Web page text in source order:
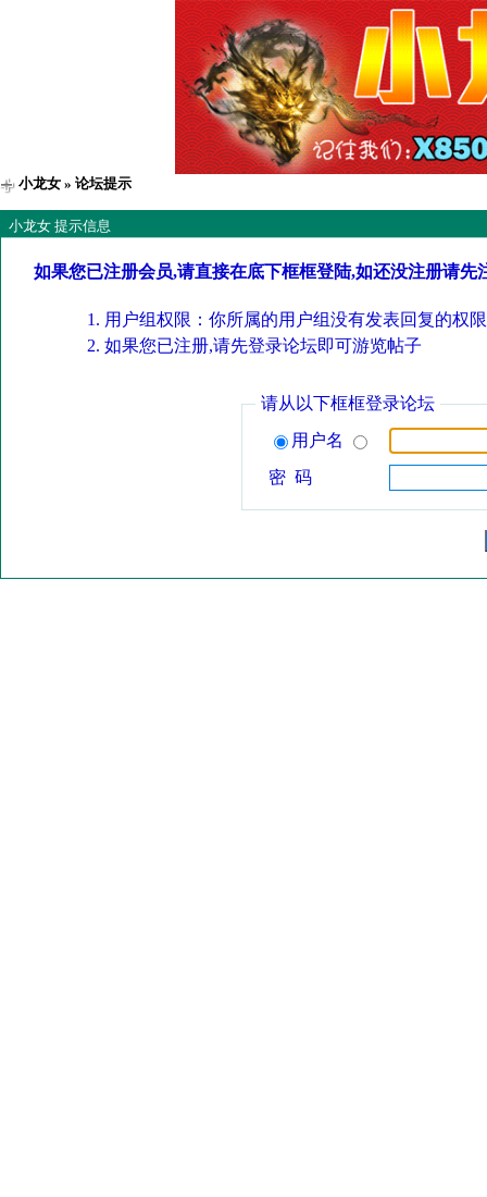
小龙女 » 论坛提示
小龙女 提示信息
如果您已注册会员,请直接在底下框框登陆,如还没注册请先
用户组权限：你所属的用户组没有发表回复的权
如果您已注册,请先登录论坛即可游览帖子
请从以下框框登录论坛
用户名
密 码